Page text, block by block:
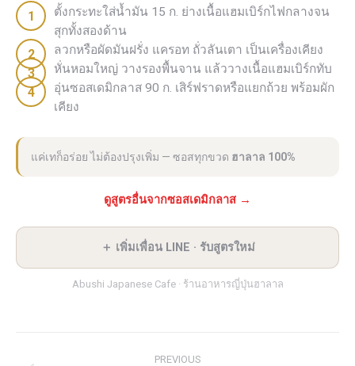
ตั้งกระทะใส่น้ำมัน 15 ก. ย่างเนื้อแฮมเบิร์กไฟกลางจน
สุกทั้งสองด้าน
ลวกหรือผัดมันฝรั่ง แครอท ถั่วลันเตา เป็นเครื่องเคียง
หั่นหอมใหญ่ วางรองพื้นจาน แล้ววางเนื้อแฮมเบิร์กทับ
อุ่นซอสเดมิกลาส 90 ก. เสิร์ฟราดหรือแยกถ้วย พร้อมผัก
เคียง
แค่เทก็อร่อย ไม่ต้องปรุงเพิ่ม — ซอสทุกขวด ฮาลาล 100%
ดูสูตรอื่นจากซอสเดมิกลาส →
＋ เพิ่มเพื่อน LINE · รับสูตรใหม่
Abushi Japanese Cafe · ร้านอาหารญี่ปุ่นฮาลาล
PREVIOUS